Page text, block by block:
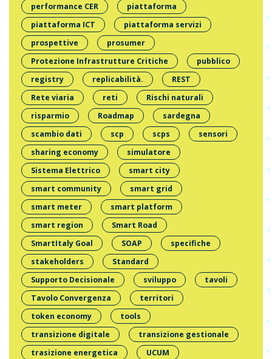
performance CER
piattaforma
piattaforma ICT
piattaforma servizi
prospettive
prosumer
Protezione Infrastrutture Critiche
pubblico
registry
replicabilità.
REST
Rete viaria
reti
Rischi naturali
risparmio
Roadmap
sardegna
scambio dati
scp scps
sensori
sharing economy
simulatore
Sistema Elettrico
smart city
smart community
smart grid
smart meter
smart platform
smart region
Smart Road
SmartItaly Goal
SOAP
specifiche
stakeholders
Standard
Supporto Decisionale
sviluppo
tavoli
Tavolo Convergenza
territori
token economy
tools
transizione digitale
transizione gestionale
trasizione energetica
UCUM